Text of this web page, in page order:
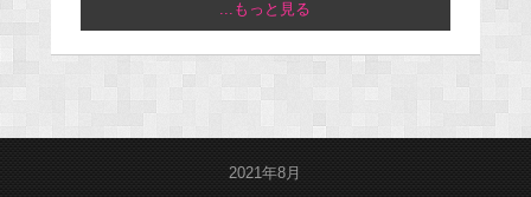
...もっと見る
2021年8月